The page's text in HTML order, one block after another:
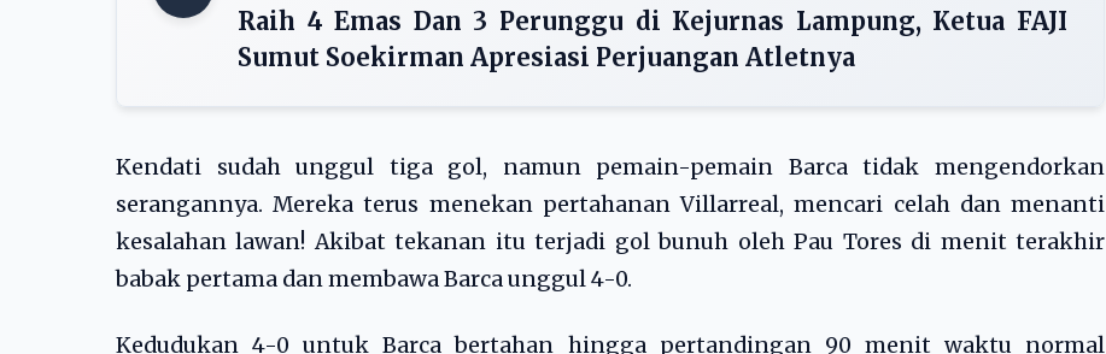
Raih 4 Emas Dan 3 Perunggu di Kejurnas Lampung, Ketua FAJI
Sumut Soekirman Apresiasi Perjuangan Atletnya
Kendati sudah unggul tiga gol, namun pemain-pemain Barca tidak mengendorkan
serangannya. Mereka terus menekan pertahanan Villarreal, mencari celah dan menanti
kesalahan lawan! Akibat tekanan itu terjadi gol bunuh oleh Pau Tores di menit terakhir
babak pertama dan membawa Barca unggul 4-0.
Kedudukan 4-0 untuk Barca bertahan hingga pertandingan 90 menit waktu normal